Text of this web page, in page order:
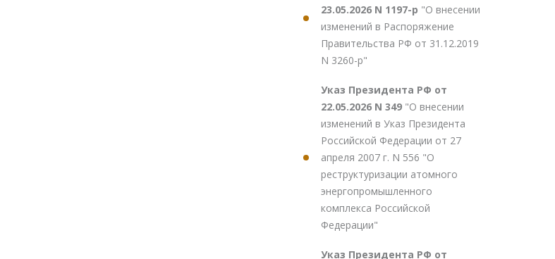
23.05.2026 N 1197-р "О внесении
изменений в Распоряжение
Правительства РФ от 31.12.2019
N 3260-р"
Указ Президента РФ от
22.05.2026 N 349 "О внесении
изменений в Указ Президента
Российской Федерации от 27
апреля 2007 г. N 556 "О
реструктуризации атомного
энергопромышленного
комплекса Российской
Федерации"
Указ Президента РФ от